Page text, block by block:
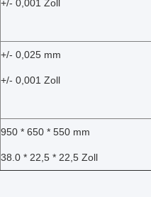
+/- 0,001 Zoll
+/- 0,025 mm
+/- 0,001 Zoll
950 * 650 * 550 mm
38.0 * 22,5 * 22,5 Zoll